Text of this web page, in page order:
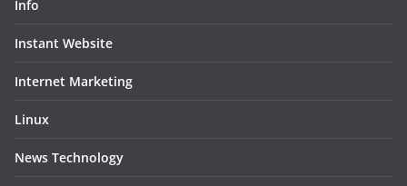
Info
Instant Website
Internet Marketing
Linux
News Technology